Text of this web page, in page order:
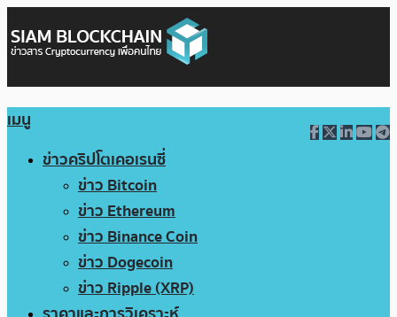
เมนู
ข่าวคริปโตเคอเรนซี่
ข่าว Bitcoin
ข่าว Ethereum
ข่าว Binance Coin
ข่าว Dogecoin
ข่าว Ripple (XRP)